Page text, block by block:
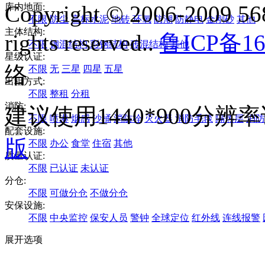
库内地面:
不限 防尘 高标水泥 地砖 环氧 防潮 防静电 金刚砂 其他
主体结构:
不限 钢混结构 彩钢结构 砖混结构 其他
星级认证:
不限 无 三星 四星 五星
出租方式:
不限 整租 分租
消防:
不限 喷淋 烟感 沙桶 消防栓 灭火器 消防毛毯 隔热层 消
配套设施:
不限 办公 食堂 住宿 其他
质量认证:
不限 已认证 未认证
分仓:
不限 可做分仓 不做分仓
安保设施:
不限 中央监控 保安人员 警钟 全球定位 红外线 连线报警
展开选项
Copyright © 2006-2009
rights reserved..鲁ICP备
络
建议使用1440*900分辨
版